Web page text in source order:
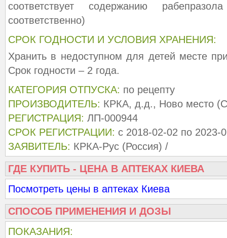
соответствует содержанию
соответственно)
СРОК ГОДНОСТИ И УСЛОВИЯ ХРАНЕНИЯ:
Хранить в недоступном для детей месте
Срок годности – 2 года.
КАТЕГОРИЯ ОТПУСКА: по рецепту
ПРОИЗВОДИТЕЛЬ: КРКА, д.д., Ново место
РЕГИСТРАЦИЯ: ЛП-000944
СРОК РЕГИСТРАЦИИ: с 2018-02-02 по 2023-
ЗАЯВИТЕЛЬ: КРКА-Рус (Россия) /
ГДЕ КУПИТЬ - ЦЕНА В АПТЕКАХ КИЕВА
Посмотреть цены в аптеках Киева
СПОСОБ ПРИМЕНЕНИЯ И ДОЗЫ
ПОКАЗАНИЯ: